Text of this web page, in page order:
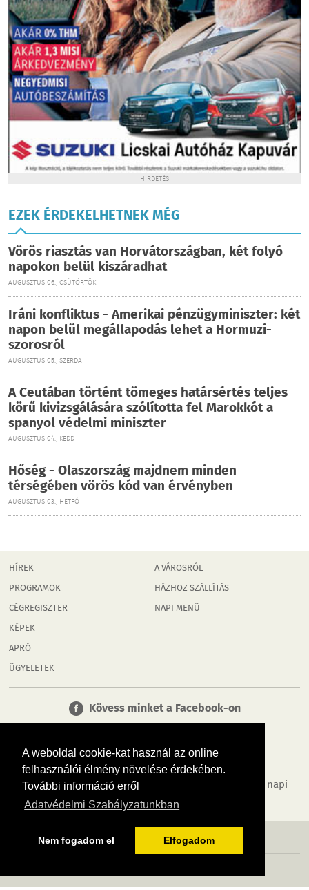
A weboldal cookie-kat használ az online
felhasználói élmény növelése érdekében.
További információ erről
Adatvédelmi Szabályzatunkban
Nem fogadom el Elfogadom
HIRDETÉS
EZEK ÉRDEKELHETNEK MÉG
Vörös riasztás van Horvátországban, két folyó
napokon belül kiszáradhat
AUGUSZTUS 06., CSÜTÖRTÖK
Iráni konfliktus - Amerikai pénzügyminiszter: két
napon belül megállapodás lehet a Hormuzi-
szorosról
AUGUSZTUS 05., SZERDA
A Ceutában történt tömeges határsértés teljes
körű kivizsgálására szólította fel Marokkót a
spanyol védelmi miniszter
AUGUSZTUS 04., KEDD
Hőség - Olaszország majdnem minden
térségében vörös kód van érvényben
AUGUSZTUS 03., HÉTFŐ
HÍREK
PROGRAMOK
CÉGREGISZTER
KÉPEK
APRÓ
ÜGYELETEK
A VÁROSRÓL
HÁZHOZ SZÁLLÍTÁS
NAPI MENÜ
Kövess minket a Facebook-on
Tudj meg többet városodról! Hírek, programok, képek, napi
menü, cégek…. és minden, ami Rábaköz
MÉDIAAJÁNLÓ ADATVÉDELEM IMPRESSZUM RÓLUNK